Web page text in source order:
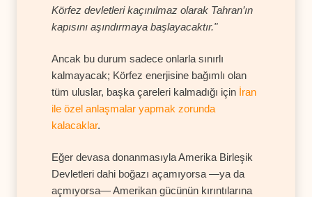
Körfez devletleri kaçınılmaz olarak Tahran’ın
kapısını aşındırmaya başlayacaktır."
Ancak bu durum sadece onlarla sınırlı
kalmayacak; Körfez enerjisine bağımlı olan
tüm uluslar, başka çareleri kalmadığı için İran
ile özel anlaşmalar yapmak zorunda
kalacaklar.
Eğer devasa donanmasıyla Amerika Birleşik
Devletleri dahi boğazı açamıyorsa —ya da
açmıyorsa— Amerikan gücünün kırıntılarına